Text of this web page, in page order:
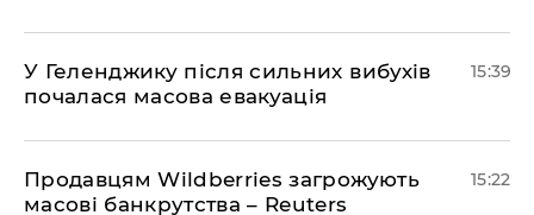
У Геленджику після сильних вибухів
почалася масова евакуація
15:39
Продавцям Wildberries загрожують
масові банкрутства – Reuters
15:22